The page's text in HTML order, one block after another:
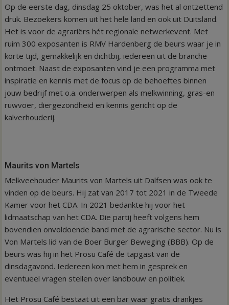
Op de eerste dag, dinsdag 25 oktober, was het al ontzettend
druk. Bezoekers komen uit het hele land en ook uit Duitsland.
Het is voor de agrariërs hét regionale netwerkevent. Met
ruim 300 exposanten is RMV Hardenberg de beurs waar je in
korte tijd, gemakkelijk en dichtbij, iedereen uit de branche
ontmoet. Naast de exposanten vind je een programma met
inspiratie en kennis met de focus op de behoeftes binnen
jouw bedrijf met o.a. onderwerpen als melkwinning, gras-en
ruwvoer, diergezondheid en kennis gericht op de
kalverhouderij.
Maurits von Martels
Melkveehouder Maurits von Martels uit Dalfsen was ook te
vinden op de beurs. Hij zat van 2017 tot 2021 in de Tweede
Kamer voor het CDA. In 2021 bedankte hij voor het
lidmaatschap van het CDA. Die partij heeft volgens hem
bovendien onvoldoende band met de agrarische sector. Nu is
Von Martels lid van de Boer Burger Beweging (BBB). Op de
beurs was hij in het Prosu Café de tapgast van de
dinsdagavond. Iedereen kon met hem in gesprek en
eventueel vragen stellen over landbouw en politiek.
Het Prosu Café bestaat uit een bar waar gratis drankjes